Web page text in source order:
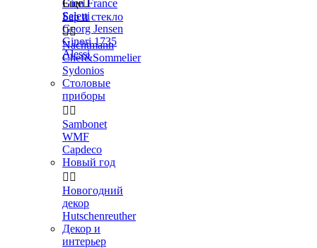
Gien France
Seletti
Georg Jensen
Ginori 1735
Alessi
Еще
Бар и стекло

Nachtmann
Chef&Sommelier
Sydonios
Столовые
приборы
 
Sambonet
WMF
Capdeco
Новый год
 
Новогодний
декор
Hutschenreuther
Декор и
интерьер